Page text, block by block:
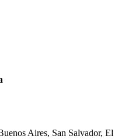
Aires, San Salvador, El